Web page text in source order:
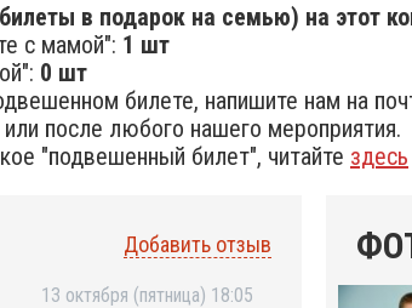
в подарок на семью) на этот
с мамой": 1 шт
0 шт
билете, напишите нам на
после любого нашего мероприятия.
"подвешенный билет", читайте здесь
Добавить отзыв
13 октября (пятница) 18:05